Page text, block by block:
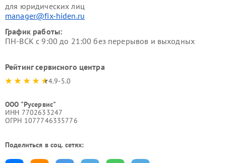
для юридических лиц
manager@fix-hiden.ru
График работы:
ПН-ВСК с 9:00 до 21:00 без перерывов и выходных
Рейтинг сервисного центра
4.9-5.0
ООО "Русервис"
ИНН 7702633247
ОГРН 1077746335776
Поделиться в соц. сетях: